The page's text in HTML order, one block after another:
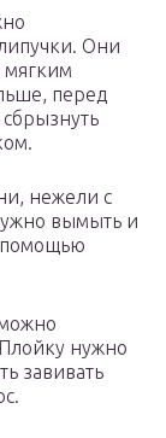
Они
мягким
перед
нежели с
вымыть и
помощью
нужно
завивать